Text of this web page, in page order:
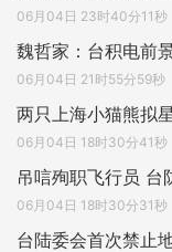
06月04日 23时40分11秒
魏哲家：台积电前
06月04日 21时55分59秒
两只上海小猫熊拟
06月04日 18时30分41秒
吊唁殉职飞行员 台
06月04日 18时30分31秒
台陆委会首次禁止